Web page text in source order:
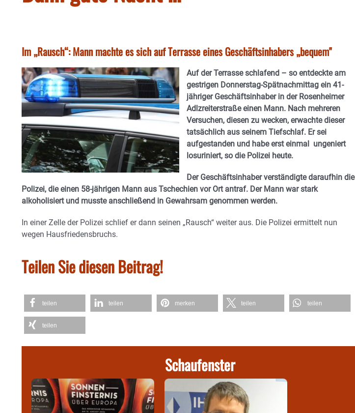
Im „Rausch“: Mann machte es sich auf Terrasse eines Geschäftsinhabers „bequem"
Auf der Terrasse schlafend – so entdeckte am
gestrigen Donnerstag-Spätnachmittag ein 41-
jähriger Geschäftsinhaber in der Rosenheimer
Adlzreiterstraße einen Mann. Nach mehreren
Versuchen, diesen zu wecken, erwachte dieser
tatsächlich aus seinem Tiefschlaf. Er sei
aufgestanden und habe erst einmal ungeniert
losuriniert, so die Polizei heute.
Der Geschäftsinhaber verständigte daraufhin die
Polizei, die einen 58-jährigen Mann aus Tschechien vor Ort antraf. Der Mann war stark
alkoholisiert und musste anschließend in Gewahrsam genommen werden.
In einer Zelle der Polizei schlief er dann seinen „Rausch“ weiter aus. Die Polizei ermittelt nun
wegen Hausfriedensbruchs.
Teilen Sie diesen Beitrag!
teilen teilen merken teilen teilen
teilen
Schaufenster